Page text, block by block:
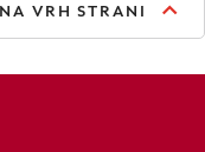
NA VRH STRANI